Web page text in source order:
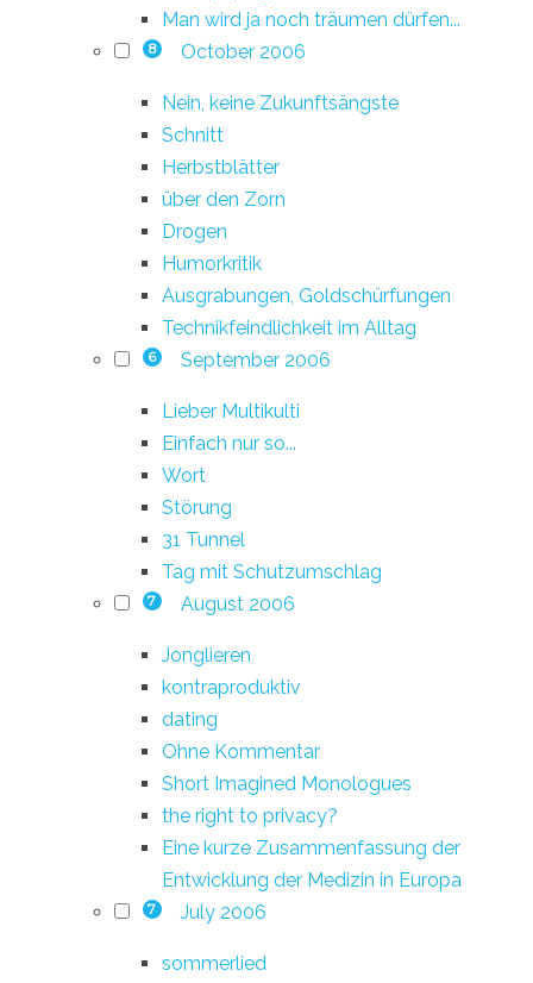
Man wird ja noch träumen dürfen...
8 October 2006
Nein, keine Zukunftsängste
Schnitt
Herbstblätter
über den Zorn
Drogen
Humorkritik
Ausgrabungen, Goldschürfungen
Technikfeindlichkeit im Alltag
6 September 2006
Lieber Multikulti
Einfach nur so...
Wort
Störung
31 Tunnel
Tag mit Schutzumschlag
7 August 2006
Jonglieren
kontraproduktiv
dating
Ohne Kommentar
Short Imagined Monologues
the right to privacy?
Eine kurze Zusammenfassung der
Entwicklung der Medizin in Europa
7 July 2006
sommerlied